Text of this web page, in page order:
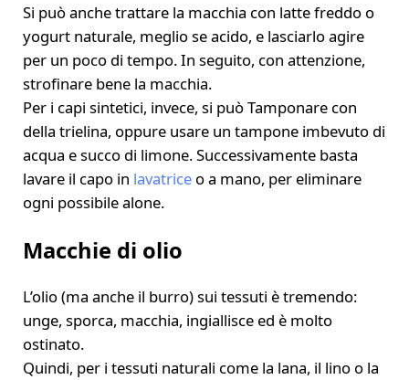
Si può anche trattare la macchia con latte freddo o
yogurt naturale, meglio se acido, e lasciarlo agire
per un poco di tempo. In seguito, con attenzione,
strofinare bene la macchia.
Per i capi sintetici, invece, si può Tamponare con
della trielina, oppure usare un tampone imbevuto di
acqua e succo di limone. Successivamente basta
lavare il capo in lavatriceo a mano, per eliminare
ogni possibile alone.
Macchie di olio
L’olio (ma anche il burro) sui tessuti è tremendo:
unge, sporca, macchia, ingiallisce ed è molto
ostinato.
Quindi, per i tessuti naturali come la lana, il lino o la